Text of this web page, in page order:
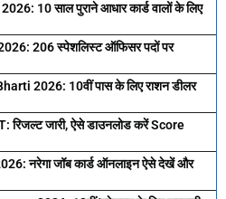
10 साल पुराने आधार कार्ड वालों के लिए
206 स्पेशलिस्ट ऑफिसर पदों पर
2026: 10वीं पास के लिए राशन डीलर
जारी, ऐसे डाउनलोड करें Score
नरेगा जॉब कार्ड ऑनलाइन ऐसे देखें और